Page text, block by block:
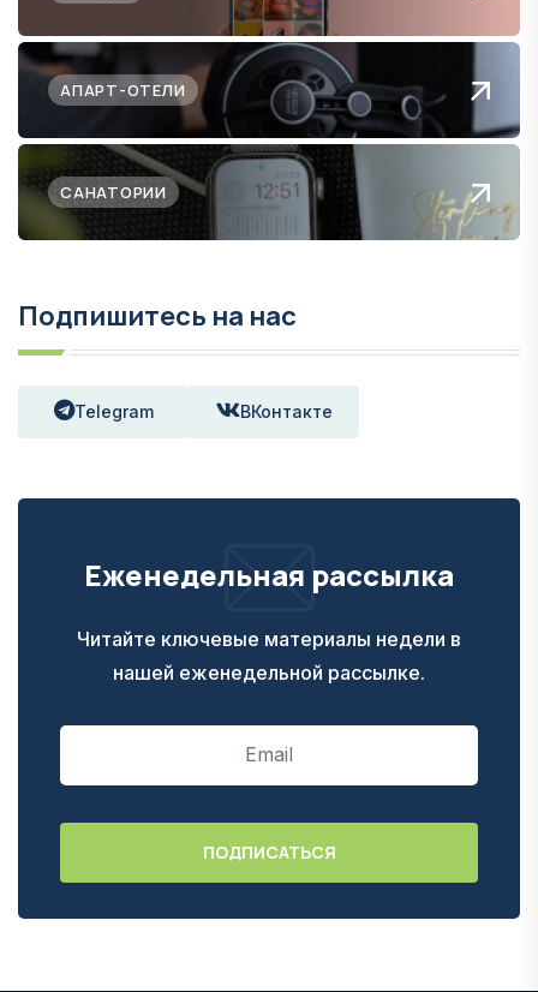
АПАРТ-ОТЕЛИ
САНАТОРИИ
Подпишитесь на нас
Telegram ВКонтакте
Еженедельная рассылка
Читайте ключевые материалы недели в
нашей еженедельной рассылке.